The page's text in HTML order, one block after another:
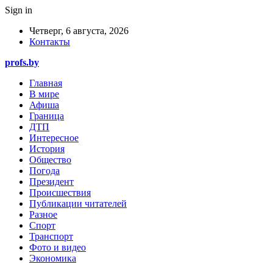
Sign in
Четверг, 6 августа, 2026
Контакты
profs.by
Главная
В мире
Афиша
Граница
ДТП
Интересное
История
Общество
Погода
Президент
Происшествия
Публикации читателей
Разное
Спорт
Транспорт
Фото и видео
Экономика